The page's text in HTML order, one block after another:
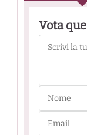
Vota